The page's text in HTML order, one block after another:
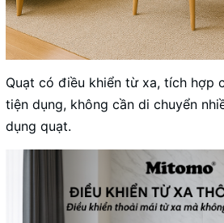
Quạt có điều khiển từ xa, tích hợp
tiện dụng, không cần di chuyển
dụng quạt.